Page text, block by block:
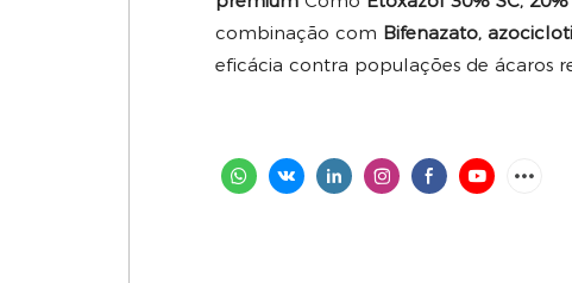
combinação com Bifenazato,
eficácia contra populações de ácaros